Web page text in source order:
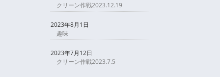
クリーン作戦2023.12.19
2023年8月1日
趣味
2023年7月12日
クリーン作戦2023.7.5